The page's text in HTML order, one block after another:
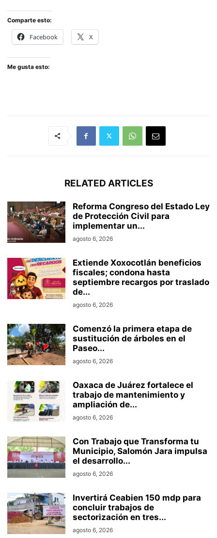
Comparte esto:
Facebook X
Me gusta esto:
RELATED ARTICLES
Reforma Congreso del Estado Ley
de Protección Civil para
implementar un...
agosto 6, 2026
Extiende Xoxocotlán beneficios
fiscales; condona hasta
septiembre recargos por traslado
de...
agosto 6, 2026
Comenzó la primera etapa de
sustitución de árboles en el
Paseo...
agosto 6, 2026
Oaxaca de Juárez fortalece el
trabajo de mantenimiento y
ampliación de...
agosto 6, 2026
Con Trabajo que Transforma tu
Municipio, Salomón Jara impulsa
el desarrollo...
agosto 6, 2026
Invertirá Ceabien 150 mdp para
concluir trabajos de
sectorización en tres...
agosto 6, 2026